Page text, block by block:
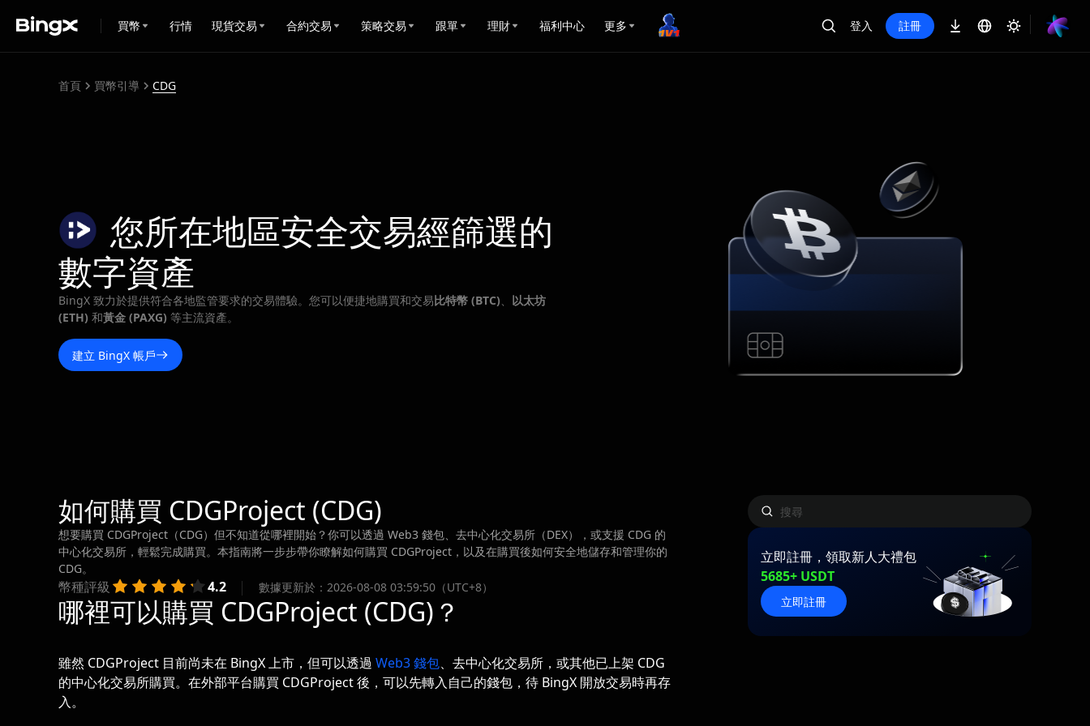
買幣 行情 現貨交易 合約交易 策略交易 跟單 理財 福利中心 更多 登入 註冊
首頁 買幣引導 CDG
您所在地區安全交易經篩選的
數字資產
BingX 致力於提供符合各地監管要求的交易體驗。您可以便捷地購買和交易比特幣 (BTC)、 以太坊
(ETH) 和黃金 (PAXG) 等主流資產。
建立 BingX 帳戶
如何購買 CDGProject (CDG)
想要購買 CDGProject（CDG）但不知道從哪裡開始？你可以透過 Web3 錢包、去中心化交易所（DEX），或支援 CDG 的
中心化交易所，輕鬆完成購買。本指南將一步步帶你瞭解如何購買 CDGProject，以及在購買後如何安全地儲存和管理你的
CDG。
幣種評級 4.2 數據更新於：2026-08-08 03:59:50（UTC+8）
哪裡可以購買 CDGProject (CDG)？
雖然 CDGProject 目前尚未在 BingX 上市，但可以透過 Web3 錢包、去中心化交易所，或其他已上架 CDG
的中心化交易所購買。在外部平台購買 CDGProject 後，可以先轉入自己的錢包，待 BingX 開放交易時再存
入。
立即註冊，領取新人大禮包
5685+ USDT
立即註冊